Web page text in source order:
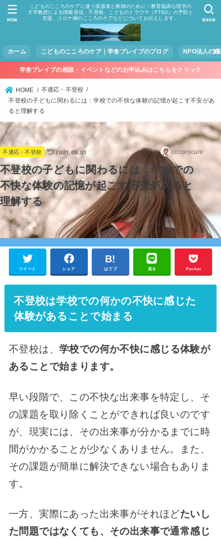
こどものこころのケアに迷う保護者と教師のために：教育臨床心理学の
大学教授による情報発信。不登校、こどものトラウマ（PTSD）の予防と
支援、コロナ禍のこころのケアなどについてお伝えします。
ホーム こどものこころのケア｜学舎ブレイブのブログ NPO法人の
SEARCH
MENU
学舎ブレイブの相談・イベントなどのお申込みはこちらをクリック
HOME
不適応・不登校
不登校の子どもに関わるには：学校での不快な体験の記憶が起こす不安があ
ると理解する
不適応・不登校 2021.05.01 cocorocare
不登校の子どもに関わるには：学校での
不快な体験の記憶が起こす不安があると
理解する
ツイート シェア はてブ 送る Pocket
不登校は学校での何かの不快に感じた
体験があることで始まる
不登校は、 学校での何か不快に感じる体験が
あることで始まります。
早い段階で、この不快な出来事を特定し、そ
の課題を取り除くことができれば良いのです
が、現実には、その出来事が分かるまでに時
間がかかることが少なくありません。また、
その課題が簡単に解決できない場合もありま
す。
一方、実際にあった出来事がそれほどたいし
た問題ではなくても、その出来事で通常感じ